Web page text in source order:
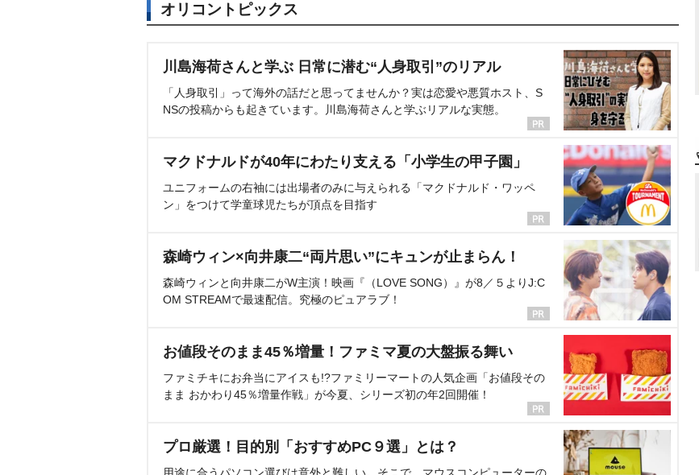
オリコントピックス
川島海荷さんと学ぶ 日常に潜む“人身取引”のリアル
「人身取引」って海外の話だと思ってませんか？実は恋愛や悪質ホスト、S
NSの投稿からも起きています。川島海荷さんと学ぶリアルな実態。
マクドナルドが40年にわたり支える「小学生の甲子園」
ユニフォームの右袖には出場者のみに与えられる「マクドナルド・ワッペ
ン」をつけて学童球児たちが頂点を目指す
森崎ウィン×向井康二“両片思い”にキュンが止まらん！
森崎ウィンと向井康二がW主演！映画『（LOVE SONG）』が8／５よりJ:C
OM STREAMで最速配信。究極のピュアラブ！
お値段そのまま45％増量！ファミマ夏の大盤振る舞い
ファミチキにお弁当にアイスも!?ファミリーマートの人気企画「お値段その
まま おかわり45％増量作戦」が今夏、シリーズ初の年2回開催！
プロ厳選！目的別「おすすめPC９選」とは？